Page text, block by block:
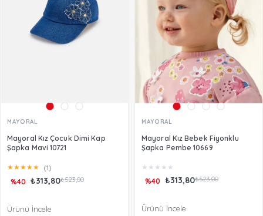
MAYORAL
Mayoral Kız Çocuk Dimi Kap
Şapka Mavi 10721
★★★★★ (1)
₺313,80₺523,00
%40
Ürünü İncele
MAYORAL
Mayoral Kız Bebek Fiyonklu
Şapka Pembe 10669
★ ★ ★ ★ ★
₺313,80₺523,00
%40
Ürünü İncele